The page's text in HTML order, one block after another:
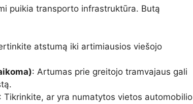
puikia transporto infrastruktūra. Butą
atstumą iki artimiausios viešojo
: Artumas prie greitojo tramvajaus gali
: Tikrinkite, ar yra numatytos vietos automobilio